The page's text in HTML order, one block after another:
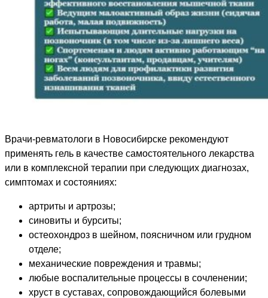
Врачи-ревматологи в Новосибирске рекомендуют
применять гель в качестве самостоятельного лекарства
или в комплексной терапии при следующих диагнозах,
симптомах и состояниях:
артриты и артрозы;
синовиты и бурситы;
остеохондроз в шейном, поясничном или грудном
отделе;
механические повреждения и травмы;
любые воспалительные процессы в сочленении;
хруст в суставах, сопровождающийся болевыми